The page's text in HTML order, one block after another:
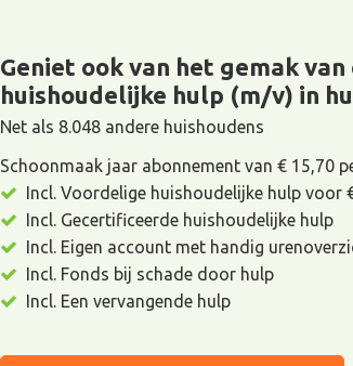
Geniet ook van het gemak van
huishoudelijke hulp (m/v) in
Net als 8.048 andere huishoudens
Schoonmaak jaar abonnement van € 15,70
Incl. Voordelige huishoudelijke hulp voor
Incl. Gecertificeerde huishoudelijke hulp
Incl. Eigen account met handig
Incl. Fonds bij schade door hulp
Incl. Een vervangende hulp